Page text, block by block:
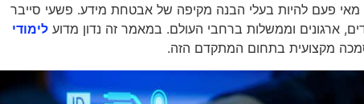
מאי פעם להיות בעלי הבנה מקיפה של אבטחת מידע. פשעי סייבר
ארגונים וממשלות ברחבי העולם. במאמר זה נדון מדועלימודי
מקצועית בתחום המתקדם הזה.